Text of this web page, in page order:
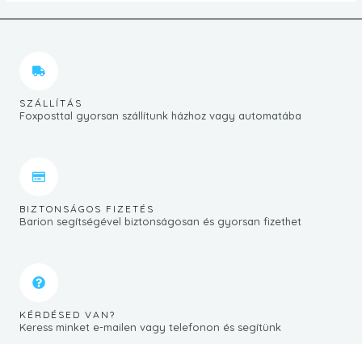
SZÁLLÍTÁS
Foxposttal gyorsan szállítunk házhoz vagy automatába
BIZTONSÁGOS FIZETÉS
Barion segítségével biztonságosan és gyorsan fizethet
KÉRDÉSED VAN?
Keress minket e-mailen vagy telefonon és segítünk